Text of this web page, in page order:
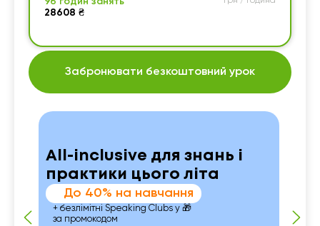
28608 ₴
Забронювати безкоштовний урок
All-inclusive для знань і
практики цього літа
До 40% на навчання
+ безлімітні Speaking Clubs у 🎁
за промокодом